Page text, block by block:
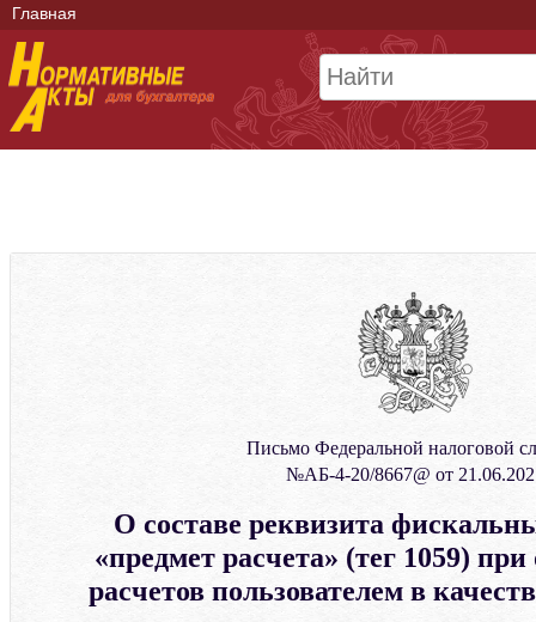
Главная
Письмо Федеральной налоговой
№АБ-4-20/8667@ от
О составе реквизита
«предмет расчета» (тег 1059)
расчетов пользователем в